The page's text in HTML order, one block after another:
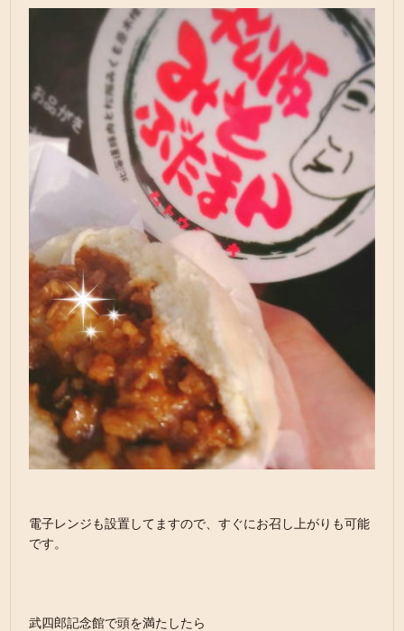
電子レンジも設置してますので、すぐにお召し上がりも可能
です。
武四郎記念館で頭を満たしたら